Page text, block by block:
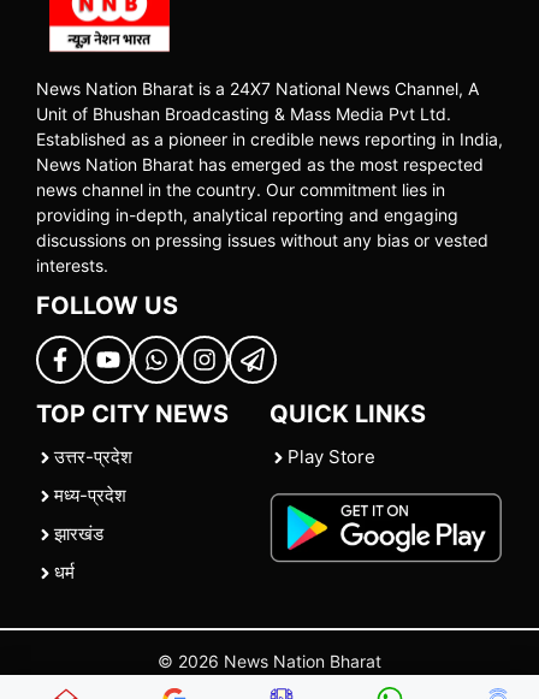
News Nation Bharat is a 24X7 National News Channel, A
Unit of Bhushan Broadcasting & Mass Media Pvt Ltd.
Established as a pioneer in credible news reporting in India,
News Nation Bharat has emerged as the most respected
news channel in the country. Our commitment lies in
providing in-depth, analytical reporting and engaging
discussions on pressing issues without any bias or vested
interests.
FOLLOW US
TOP CITY NEWS
उत्तर-प्रदेश
मध्य-प्रदेश
झारखंड
धर्म
QUICK LINKS
Play Store
© 2026 News Nation Bharat
Home| |Contact Us |Policies Terms and Conditions